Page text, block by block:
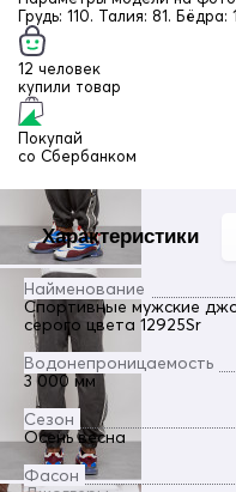
Грудь: 110. Талия: 81. Бёдра:
12 человек
купили товар
Покупай
со Сбербанком
Характеристики
Найменование
Спортивные мужские
серого цвета 12925Sr
Водонепроницаемость
3 000 мм
Сезон
Осень весна
Фасон